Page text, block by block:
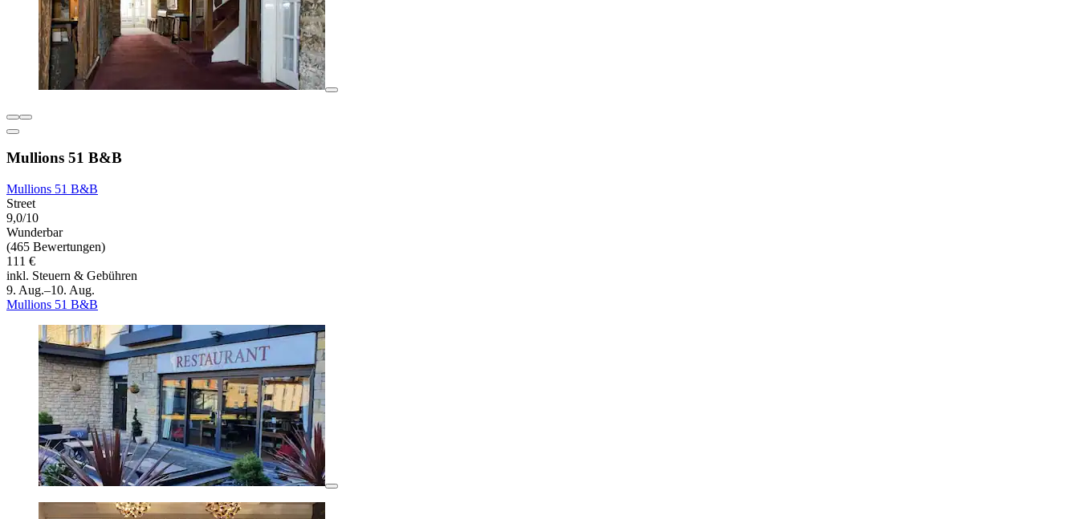
Mullions 51 B&B
Mullions 51 B&B
Street
9,0/10
Wunderbar
(465 Bewertungen)
111 €
inkl. Steuern & Gebühren
9. Aug.–10. Aug.
Mullions 51 B&B